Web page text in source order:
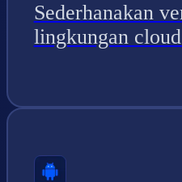
Sederhanakan
lingkungan